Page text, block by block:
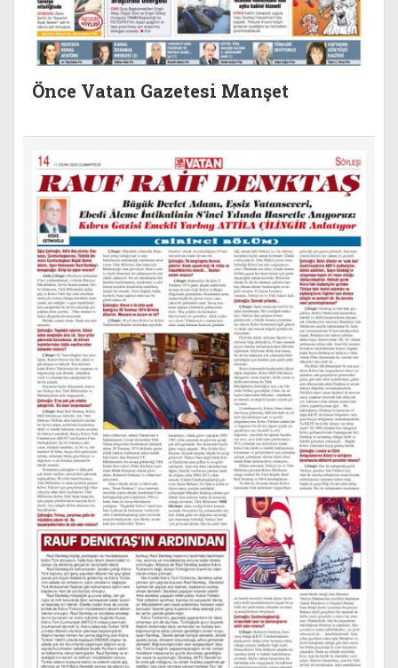
Önce Vatan Gazetesi Manşet